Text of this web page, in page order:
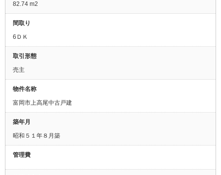
82.74 m2
間取り
6ＤＫ
取引形態
売主
物件名称
富岡市上高尾中古戸建
築年月
昭和５１年８月築
管理費